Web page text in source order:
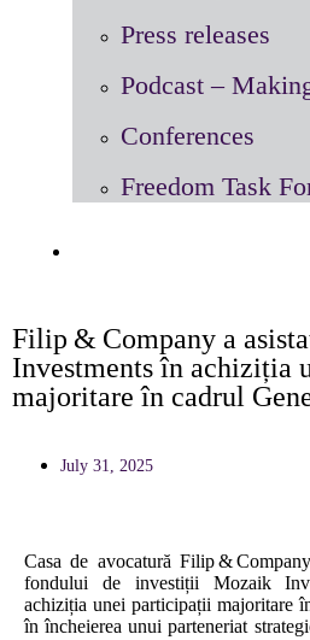
Press releases
Podcast –
Conferences
Freedom Task
Filip & Company a
Investments în achiziția
majoritare în cadrul
July 31, 2025
Casa de avocatură Filip &
fondului de investiții Mozaik
achiziția unei participații majoritare
în încheierea unui parteneriat